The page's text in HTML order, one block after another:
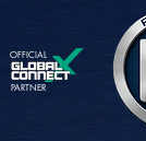
PARTNER
OFFICIAL